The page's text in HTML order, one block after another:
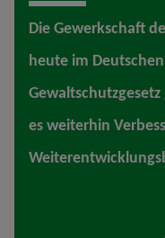
Die Gewerkschaft
heute im
es weiterhin